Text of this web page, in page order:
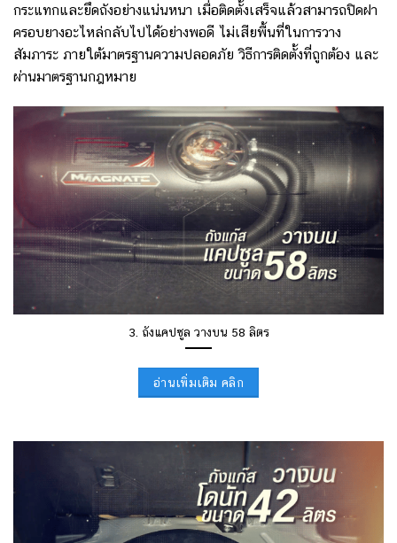
กระแทกและยึดถังอย่างแน่นหนา เมื่อติดตั้งเสร็จแล้วสามารถปิดฝา
ครอบยางอะไหล่กลับไปได้อย่างพอดี ไม่เสียพื้นที่ในการวาง
สัมภาระ ภายใต้มาตรฐานความปลอดภัย วิธีการติดตั้งที่ถูกต้อง และ
ผ่านมาตรฐานกฎหมาย
3. ถังแคปซูล วางบน 58 ลิตร
อ่านเพิ่มเติม คลิก